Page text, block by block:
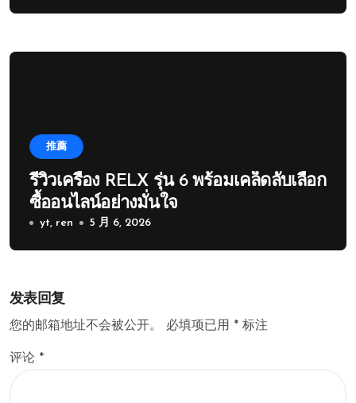
推薦
รีวิวเครื่อง RELX รุ่น 6 พร้อมเคล็ดลับเลือก
ซื้ออนไลน์อย่างมั่นใจ
yt, ren 5 月 6, 2026
发表回复
您的邮箱地址不会被公开。 必填项已用 * 标注
评论 *